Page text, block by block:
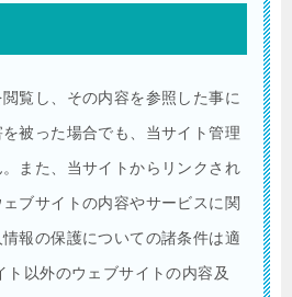
覧し、その内容を参照した事に
被った場合でも、当サイト管理
また、当サイトからリンクされ
ブサイトの内容やサービスに関
報の保護についての諸条件は適
ト以外のウェブサイトの内容及